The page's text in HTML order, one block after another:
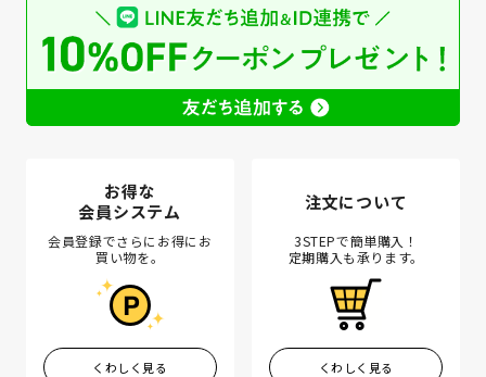
お得な
会員システム
会員登録でさらにお得にお
買い物を。
くわしく見る
注文について
3STEPで簡単購入！
定期購入も承ります。
くわしく見る